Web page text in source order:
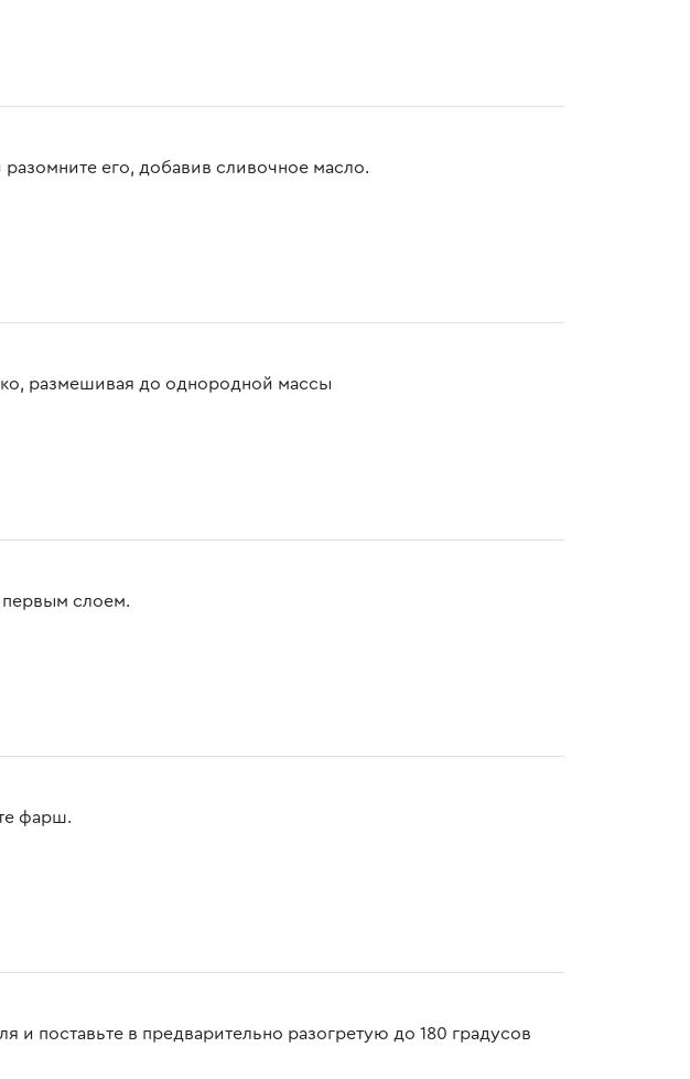
его, добавив сливочное масло.
размешивая до однородной массы
слоем.
фарш.
и поставьте в предварительно разогретую до 180 градусов